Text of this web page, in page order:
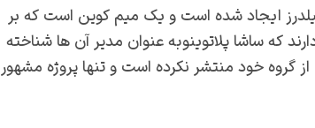
ایجاد شده است و یک میم کوین است که بر
اند. در این تیم 10 نفر حضور دارند که ساشا پلاتوینو به عنوان مدیر آن ها شناخته
گروه خود منتشر نکرده است و تنها پروژه مشهور